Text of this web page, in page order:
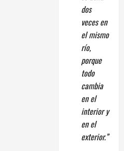
dos
veces en
el mismo
río,
porque
todo
cambia
en el
interior y
en el
exterior.”